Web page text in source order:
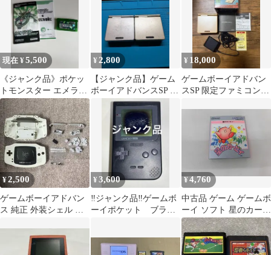
現在 ¥5,500
《ジャンク品》ポケッ
トモンスター エメラル
ド GBA ソフト
¥ 2,800
【ジャンク品】ゲーム
ボーイアドバンスSP 2
¥ 18,000
ゲームボーイアドバン
スSP 限定ファミコンカ
¥2,500
ゲームボーイアドバン
ス 純正 外装シェル 各
¥3,600
‼️ジャンク品‼️ゲームボ
ーイポケット ブラッ
¥4,760
中古品 ゲーム ゲームボ
ーイ ソフト 星のカービ
ィ 箱説付き